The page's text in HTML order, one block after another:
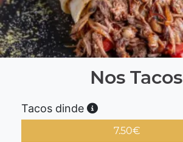
Nos Tacos
Tacos dinde
7.50€